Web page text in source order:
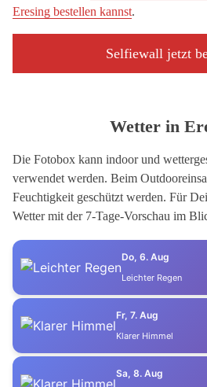
Eresing bestellen kannst.
Selfiewall jetzt
Wetter in
Die Fotobox kann indoor und
verwendet werden. Beim
Feuchtigkeit geschützt werden. Für
Wetter mit der 7-Tage-Vorschau im
Do, 6. Aug
Leichter Regen
Fr, 7. Aug
Klarer Himmel
Sa, 8. Aug